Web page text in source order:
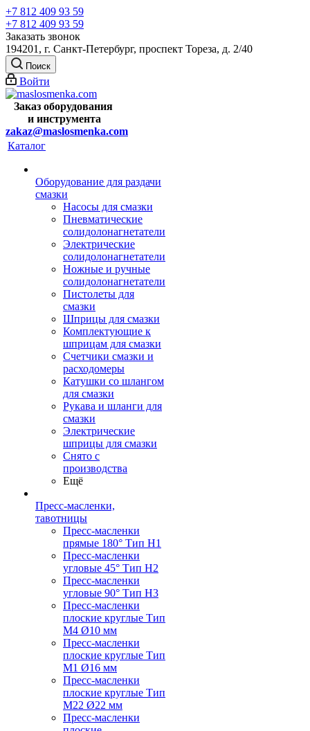
+7 812 409 93 59
+7 812 409 93 59
Заказать звонок
194201, г. Санкт-Петербург, проспект Тореза, д. 2/40
Поиск
Войти
Заказ оборудования
и инструмента
zakaz@maslosmenka.com
Каталог
Оборудование для раздачи
смазки
Насосы для смазки
Пневматические
солидолонагнетатели
Электрические
солидолонагнетатели
Ножные и ручные
солидолонагнетатели
Пистолеты для
смазки
Шприцы для смазки
Комплектующие к
шприцам для смазки
Счетчики смазки и
расходомеры
Катушки со шлангом
для смазки
Рукава и шланги для
смазки
Электрические
шприцы для смазки
Снято с
производства
Ещё
Пресс-масленки,
тавотницы
Пресс-масленки
прямые 180° Тип H1
Пресс-масленки
угловые 45° Тип H2
Пресс-масленки
угловые 90° Тип H3
Пресс-масленки
плоские круглые Тип
M4 Ø10 мм
Пресс-масленки
плоские круглые Тип
M1 Ø16 мм
Пресс-масленки
плоские круглые Тип
M22 Ø22 мм
Пресс-масленки